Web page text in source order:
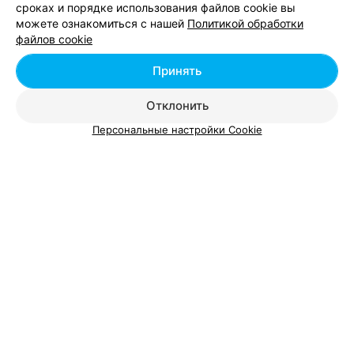
Добавить компанию
Добавить специалиста
сроках и порядке использования файлов cookie вы
можете ознакомиться с нашей Политикой обработки
файлов cookie
Отклонить
Принять
Персональные настройки Cookie